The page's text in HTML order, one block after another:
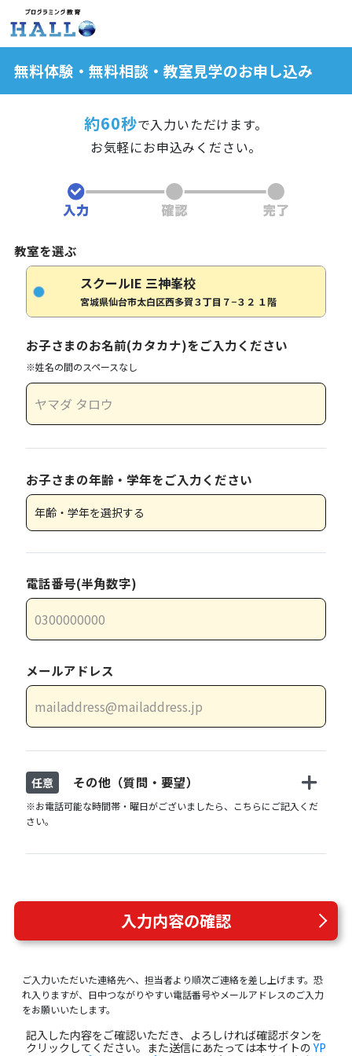
無料体験・無料相談・教室見学のお申し込み
約60秒で入力いただけます。
お気軽にお申込みください。
教室を選ぶ
スクールIE 三神峯校
宮城県仙台市太白区西多賀３丁目７−３２ １階
お子さまのお名前(カタカナ)をご入力ください
※姓名の間のスペースなし
お子さまの年齢・学年をご入力ください
電話番号(半角数字)
メールアドレス
任意 その他（質問・要望）
※お電話可能な時間帯・曜日がございましたら、こちらにご記入くだ
さい。
入力内容の確認
ご入力いただいた連絡先へ、担当者より順次ご連絡を差し上げます。恐
れ入りますが、日中つながりやすい電話番号やメールアドレスのご入力
をお願いいたします。
記入した内容をご確認いただき、よろしければ確認ボタンを
クリックしてください。また送信にあたっては本サイトのYP